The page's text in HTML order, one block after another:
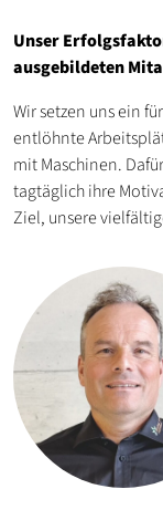
Unser
ausgebildeten
Wir setzen uns ein
entlöhnte
mit Maschinen.
tagtäglich ihre
Ziel, unsere